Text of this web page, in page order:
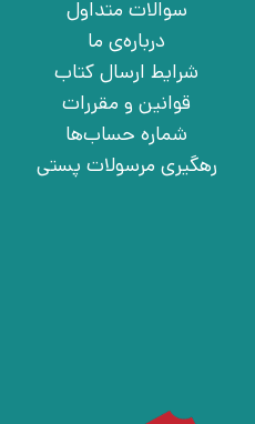
سوالات متداول
درباره‌ی ما
شرایط ارسال کتاب
قوانین و مقررات
شماره حساب‌ها
رهگیری مرسولات پستی